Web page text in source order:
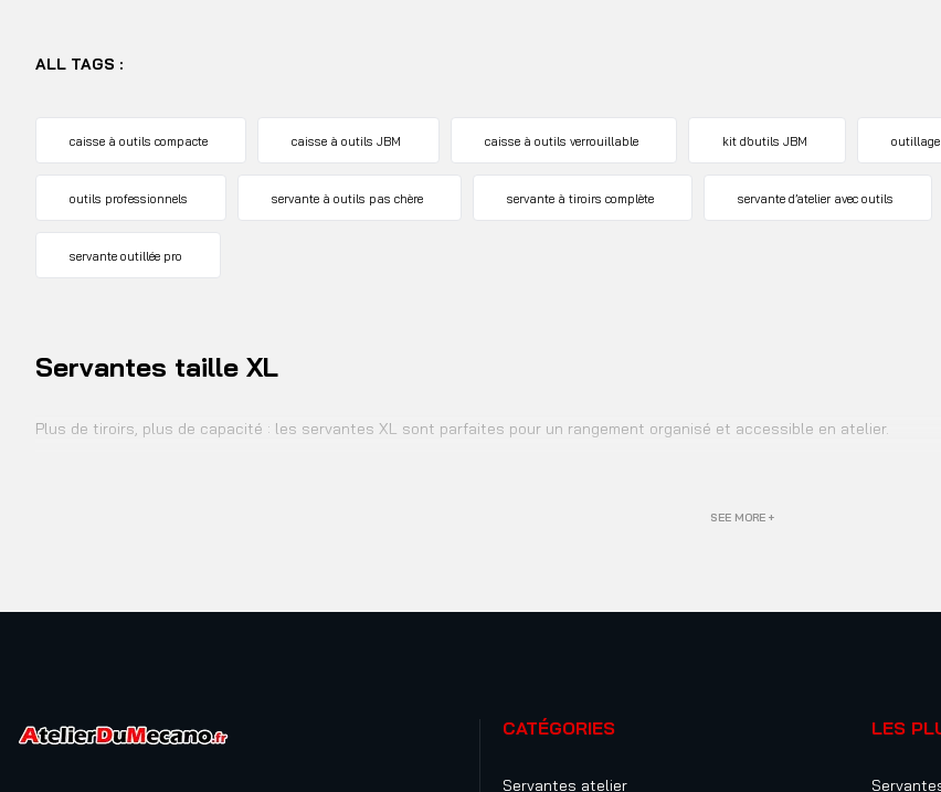
ALL TAGS :
caisse à outils compacte caisse à outils JBM caisse à outils verrouillable kit d’outils JBM
outils professionnels servante à outils pas chère servante à tiroirs complète servante d’atelier avec outils
servante outillée pro
Servantes taille XL
Plus de tiroirs, plus de capacité : les servantes XL sont parfaites pour un rangement organisé et accessible en atelier.
SEE MORE +
CATÉGORIES
Servantes atelier
LES